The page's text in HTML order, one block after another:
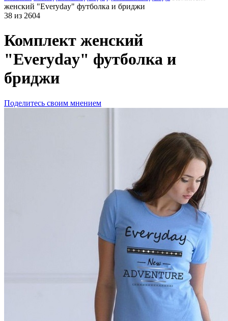
женский "Everyday" футболка и бриджи
38 из 2604
Комплект женский
"Everyday" футболка и
бриджи
Поделитесь своим мнением